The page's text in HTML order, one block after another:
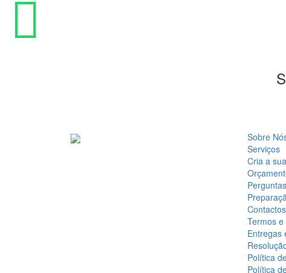
Sobre
Serviços
Cria a
Contactos
Termos
Entregas
Política
Política